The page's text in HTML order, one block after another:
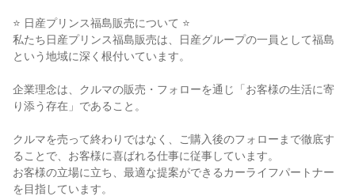
⭐ 日産プリンス福島販売について ⭐
私たち日産プリンス福島販売は、日産グループの一員として福島
という地域に深く根付いています。
企業理念は、クルマの販売・フォローを通じ「お客様の生活に寄
り添う存在」であること。
クルマを売って終わりではなく、ご購入後のフォローまで徹底す
ることで、お客様に喜ばれる仕事に従事しています。
お客様の立場に立ち、最適な提案ができるカーライフパートナー
を目指しています。